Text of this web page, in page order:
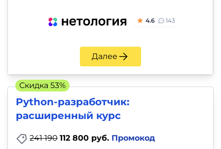
4.6 143
Далее
Python-разработчик:
расширенный курс
241 190 112 800 руб. Промокод
Скидка 53%